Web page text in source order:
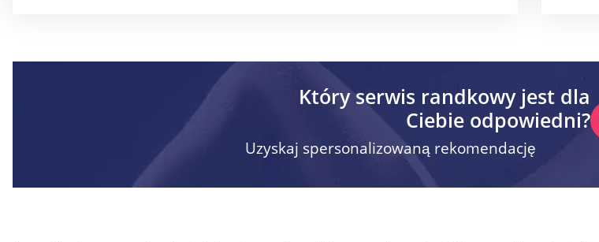
Który serwis randkowy jest dla
Ciebie odpowiedni?
Uzyskaj spersonalizowaną rekomendację